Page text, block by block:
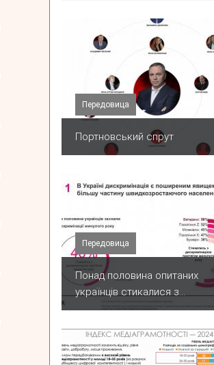
Передовица
Портновський спрут
Передовица
Понад половина опитаних
українців стикалися з...